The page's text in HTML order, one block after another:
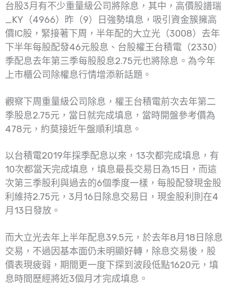
台股3月有不少重量級公司將除息，其中，高價股譜瑞
_KY（4966）昨（9）日強勢填息，吸引資金簇擁高
價IC股，緊接著下周，半年配的大立光（3008）去年
下半年每股配發46元股息、台股權王台積電（2330）
季配息去年第三季每股股息2.75元也將除息。為今年
上市櫃公司除權息行情增添新話題。
觀察下周重量級公司除息，權王台積電前次去年第二
季股息2.75元，當日就完成填息，當時開盤參考價為
478元，約莫接近午盤順利填息。
以台積電2019年採季配息以來，13次都完成填息，有
10次都當天完成填息，填息最長交易日為15日，而這
次第三季股利與過去的6個季度一樣，每股配發現金股
利維持2.75元，3月16日除息交易日，現金股利則在4
月13日發放。
而大立光去年上半年配息39.5元，於去年8月18日除息
交易，不過因基本面仍未明顯好轉，除息交易後，股
價表現疲弱，期間更一度下探到波段低點1620元，填
息時間歷經將近3個月才完成填息。